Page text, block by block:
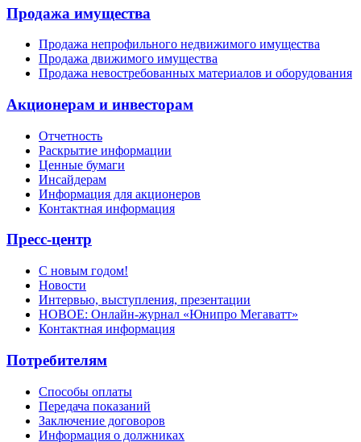
Продажа имущества
Продажа непрофильного недвижимого имущества
Продажа движимого имущества
Продажа невостребованных материалов и оборудования
Акционерам и инвесторам
Отчетность
Раскрытие информации
Ценные бумаги
Инсайдерам
Информация для акционеров
Контактная информация
Пресс-центр
С новым годом!
Новости
Интервью, выступления, презентации
НОВОЕ: Онлайн-журнал «Юнипро Мегаватт»
Контактная информация
Потребителям
Способы оплаты
Передача показаний
Заключение договоров
Информация о должниках